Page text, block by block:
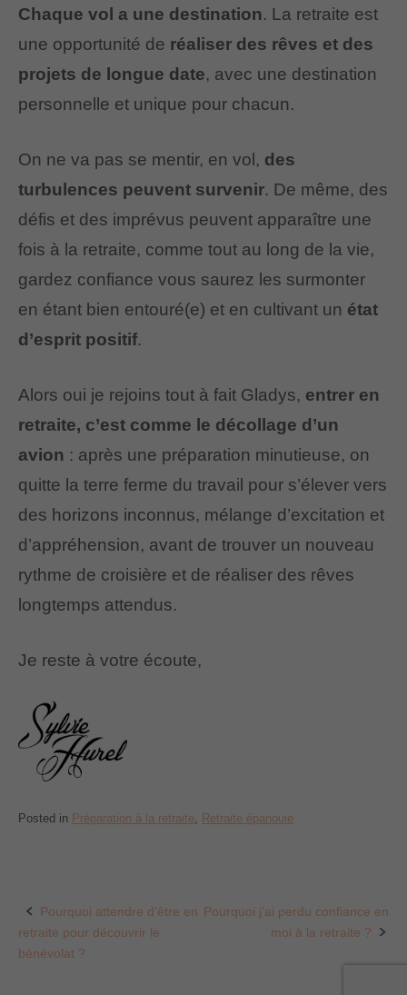
Chaque vol a une destination. La retraite est
une opportunité de réaliser des rêves et des
projets de longue date, avec une destination
personnelle et unique pour chacun.
On ne va pas se mentir, en vol, des
turbulences peuvent survenir. De même, des
défis et des imprévus peuvent apparaître une
fois à la retraite, comme tout au long de la vie,
gardez confiance vous saurez les surmonter
en étant bien entouré(e) et en cultivant un état
d’esprit positif.
Alors oui je rejoins tout à fait Gladys, entrer en
retraite, c’est comme le décollage d’un
avion : après une préparation minutieuse, on
quitte la terre ferme du travail pour s’élever vers
des horizons inconnus, mélange d’excitation et
d’appréhension, avant de trouver un nouveau
rythme de croisière et de réaliser des rêves
longtemps attendus.
Je reste à votre écoute,
Posted in Préparation à la retraite Retraite épanouie
Post
navigation
Pourquoi attendre d’être en
retraite pour découvrir le
bénévolat ?
Pourquoi j’ai perdu confiance en
moi à la retraite ?